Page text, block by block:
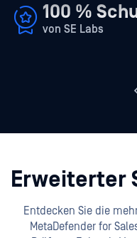
100 %
von SE Labs
Erweiterter
Entdecken Sie die
MetaDefender for